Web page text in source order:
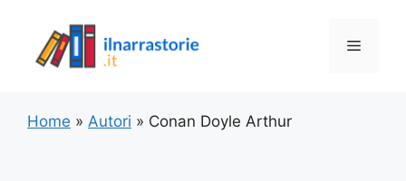
contenuto
Menu
Home » Autori » Conan Doyle Arthur